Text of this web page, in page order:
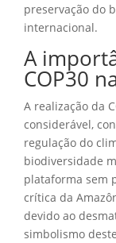
preservação do
internacional.
A
COP30
A realização da
considerável,
regulação do
biodiversidade
plataforma sem
crítica da
devido ao
simbolismo